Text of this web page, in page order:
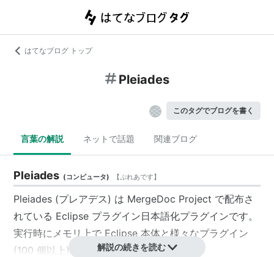
はてなブログ トップ
Pleiades
このタグでブログを書く
言葉の解説 ネットで話題 関連ブログ
Pleiades (コンピュータ) 【ぷれあです】
Pleiades (プレアデス) は MergeDoc Project で配布さ
れている Eclipse プラグイン日本語化プラグインです。
実行時にメモリ上で Eclipse 本体と様々なプラグイン
(100 個以上) を日本語化します。
解説の続きを読む